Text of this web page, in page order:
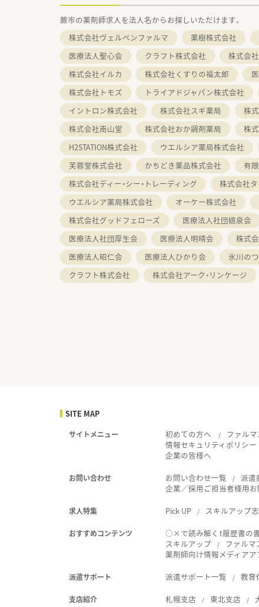
蕨市の薬剤師求人を法人名からお探しいただけます。
株式会社ヴェルペンファルマ
薬樹株式会社
医療法人聖心会
クラフト株式会社 株式会
株式会社イルカ
株式会社くすりの福太郎
株式会社トモズ
トライアドジャパン株式会社
イントロン株式会社
株式会社スギ薬局 株
株式会社南山堂
株式会社おか調剤薬局 株
H2STATION株式会社
ウエルシア薬局株式会社
芙蓉堂株式会社
かちどき薬品株式会社 有
株式会社ディー・シー・トレーディング
株式会社
ウエルシア薬局株式会社
オーケー株式会社
株式会社グッドフェローズ
医療法人社団嬉泉会
医療法人社団厚生会
医療法人明晴会 株式
医療法人昭仁会
医療法人ひかり会 氷川の
クラフト株式会社
株式会社アーク・リンケージ
SITE MAP
サイトメニュー 初めての方へ ファル
情報セキュリティポリシー
企業の皆様へ
お問い合わせ お問い合わせ一覧 派遣
企業／採用ご担当者様用
求人特集 Pick UP スキルアップ
おすすめコンテンツ ○×で読み解く！履歴書の
スキルアップ
ファルマ
薬剤師向け情報メディアア
派遣サポート 派遣サポート一覧 教育
支店紹介 札幌支店 東北支店